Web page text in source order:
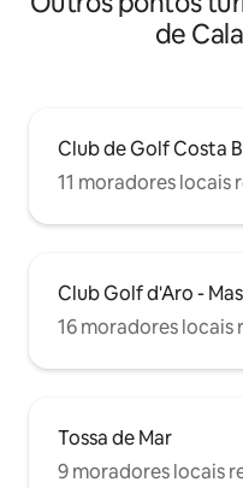
de
Club de Golf Costa
11 moradores locais
Club Golf d'Aro -
16 moradores locais
Tossa de Mar
9 moradores locais